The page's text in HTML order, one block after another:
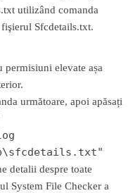
utilizând comanda
Sfcdetails.txt.
elevate așa
următoare, apoi apăsați
detalii despre toate
System File Checker a